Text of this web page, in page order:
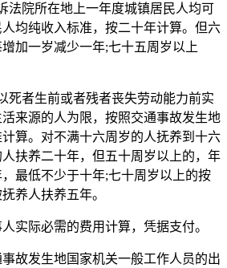
法院所在地上一年度城镇居民人均可
均纯收入标准，按二十年计算。但六
加一岁减少一年;七十五周岁以上
死者生前或者残者丧失劳动能力前实
来源的人为限，按照交通事故发生地
算。对不满十六周岁的人抚养到十六
扶养二十年，但五十周岁以上的，年
最低不少于十年;七十周岁以上的按
养人扶养五年。
实际必需的费用计算，凭据支付。
故发生地国家机关一般工作人员的出